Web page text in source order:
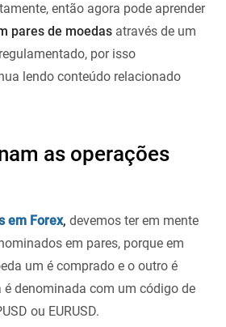
então agora pode aprender
pares de moedas através de um
por isso
lendo conteúdo relacionado
as operações
em Forex, devemos ter em mente
em pares, porque em
um é comprado e o outro é
é denominada com um código de
ou EURUSD.